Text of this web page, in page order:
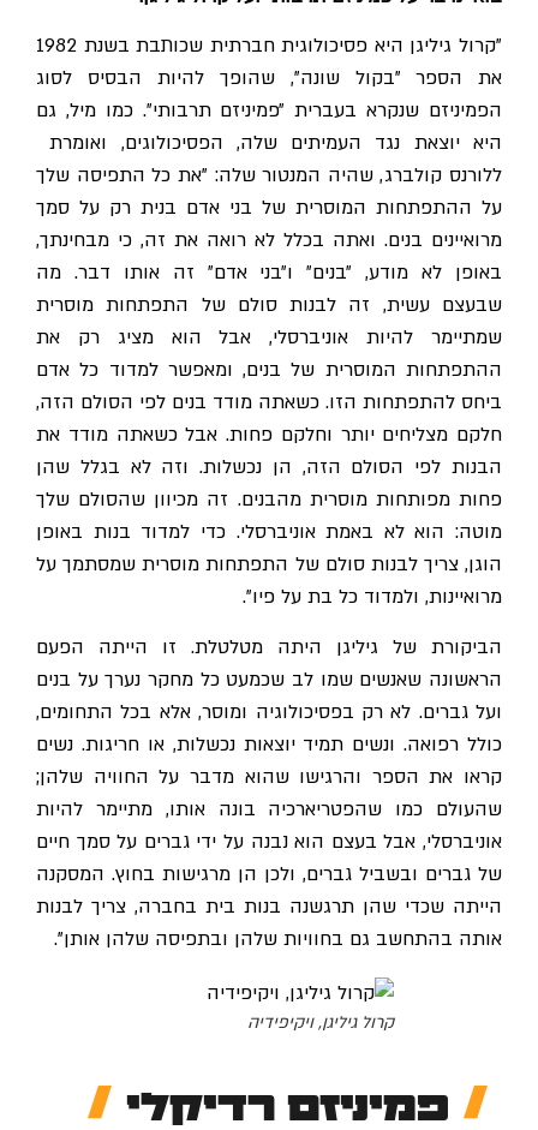
"קרול גיליגן היא פסיכולוגית חברתית שכותבת בשנת 1982
את הספר "בקול שונה", שהופך להיות הבסיס לסוג
הפמיניזם שנקרא בעברית ״פמיניזם תרבותי״. כמו מיל, גם
היא יוצאת נגד העמיתים שלה, הפסיכולוגים, ואומרת
ללורנס קולברג, שהיה המנטור שלה: "את כל התפיסה שלך
על ההתפתחות המוסרית של בני אדם בנית רק על סמך
מרואיינים בנים. ואתה בכלל לא רואה את זה, כי מבחינתך,
באופן לא מודע, ״בנים״ ו״בני אדם״ זה אותו דבר. מה
שבעצם עשית, זה לבנות סולם של התפתחות מוסרית
שמתיימר להיות אוניברסלי, אבל הוא מציג רק את
ההתפתחות המוסרית של בנים, ומאפשר למדוד כל אדם
ביחס להתפתחות הזו. כשאתה מודד בנים לפי הסולם הזה,
חלקם מצליחים יותר וחלקם פחות. אבל כשאתה מודד את
הבנות לפי הסולם הזה, הן נכשלות. וזה לא בגלל שהן
פחות מפותחות מוסרית מהבנים. זה מכיוון שהסולם שלך
מוטה: הוא לא באמת אוניברסלי. כדי למדוד בנות באופן
הוגן, צריך לבנות סולם של התפתחות מוסרית שמסתמך על
מרואיינות, ולמדוד כל בת על פיו".
הביקורת של גיליגן היתה מטלטלת. זו הייתה הפעם
הראשונה שאנשים שמו לב שכמעט כל מחקר נערך על בנים
ועל גברים. לא רק בפסיכולוגיה ומוסר, אלא בכל התחומים,
כולל רפואה. ונשים תמיד יוצאות נכשלות, או חריגות. נשים
קראו את הספר והרגישו שהוא מדבר על החוויה שלהן;
שהעולם כמו שהפטריארכיה בונה אותו, מתיימר להיות
אוניברסלי, אבל בעצם הוא נבנה על ידי גברים על סמך חיים
של גברים ובשביל גברים, ולכן הן מרגישות בחוץ. המסקנה
הייתה שכדי שהן תרגשנה בנות בית בחברה, צריך לבנות
אותה בהתחשב גם בחוויות שלהן ובתפיסה שלהן אותן".
קרול גיליגן, ויקיפידיה
פמיניזם רדיקלי